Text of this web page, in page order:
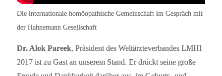
Die internationale homöopathische Gemeinschaft im Gespräch mit
der Hahnemann Gesellschaft
Dr. Alok Pareek, Präsident des Weltärzteverbandes LMHI
2017 ist zu Gast an unserem Stand. Er drückt seine große